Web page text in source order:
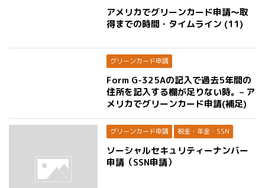
アメリカでグリーンカード申請〜取
得までの時間・タイムライン (11)
グリーンカード申請
Form G-325Aの記入で過去5年間の
住所を記入する欄が足りない時。– ア
メリカでグリーンカード申請(補足)
グリーンカード申請 税金・年金・SSN
ソーシャルセキュリティーナンバー
申請（SSN申請）